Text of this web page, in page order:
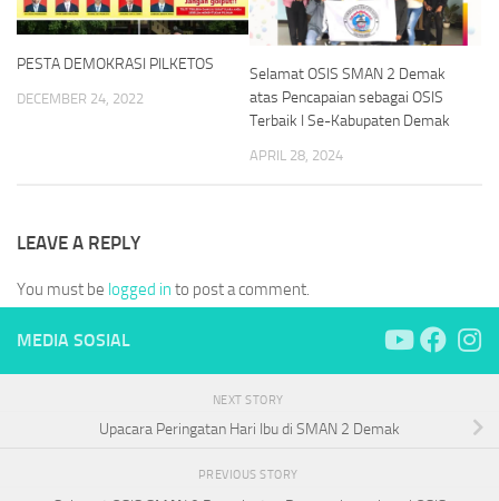
PESTA DEMOKRASI PILKETOS
DECEMBER 24, 2022
Selamat OSIS SMAN 2 Demak
atas Pencapaian sebagai OSIS
Terbaik I Se-Kabupaten Demak
APRIL 28, 2024
LEAVE A REPLY
You must be logged in to post a comment.
MEDIA SOSIAL
NEXT STORY
Upacara Peringatan Hari Ibu di SMAN 2 Demak
PREVIOUS STORY